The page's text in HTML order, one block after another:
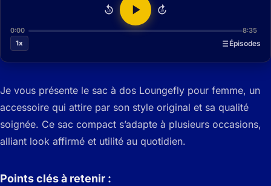
15 15
0:00
8:35
1x
Épisodes
Je vous présente le sac à dos Loungefly pour femme, un
accessoire qui attire par son style original et sa qualité
soignée. Ce sac compact s’adapte à plusieurs occasions,
alliant look affirmé et utilité au quotidien.
Points clés à retenir :